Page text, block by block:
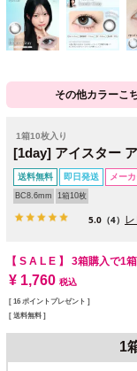
その他カラーこ
1箱10枚入り
[1day] アイスター
送料無料 即日発送 メー
BC8.6mm 1箱10枚
5.0 （4）
【 S A L E 】 3箱購入で1
¥ 1,760 税込
[ 16 ポイントプレゼント ]
送料無料
1